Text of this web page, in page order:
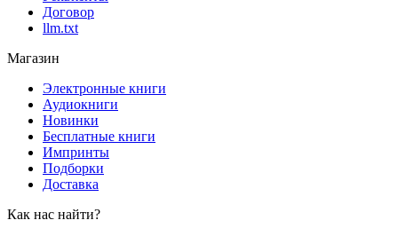
Договор
llm.txt
Магазин
Электронные книги
Аудиокниги
Новинки
Бесплатные книги
Импринты
Подборки
Доставка
Как нас найти?